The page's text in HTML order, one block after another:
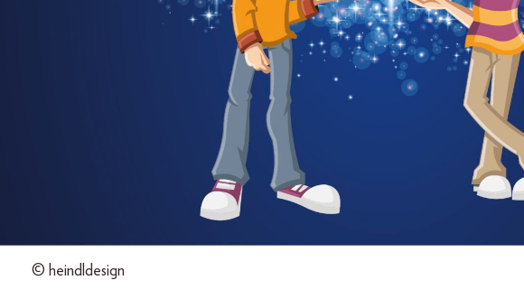
© heindldesign